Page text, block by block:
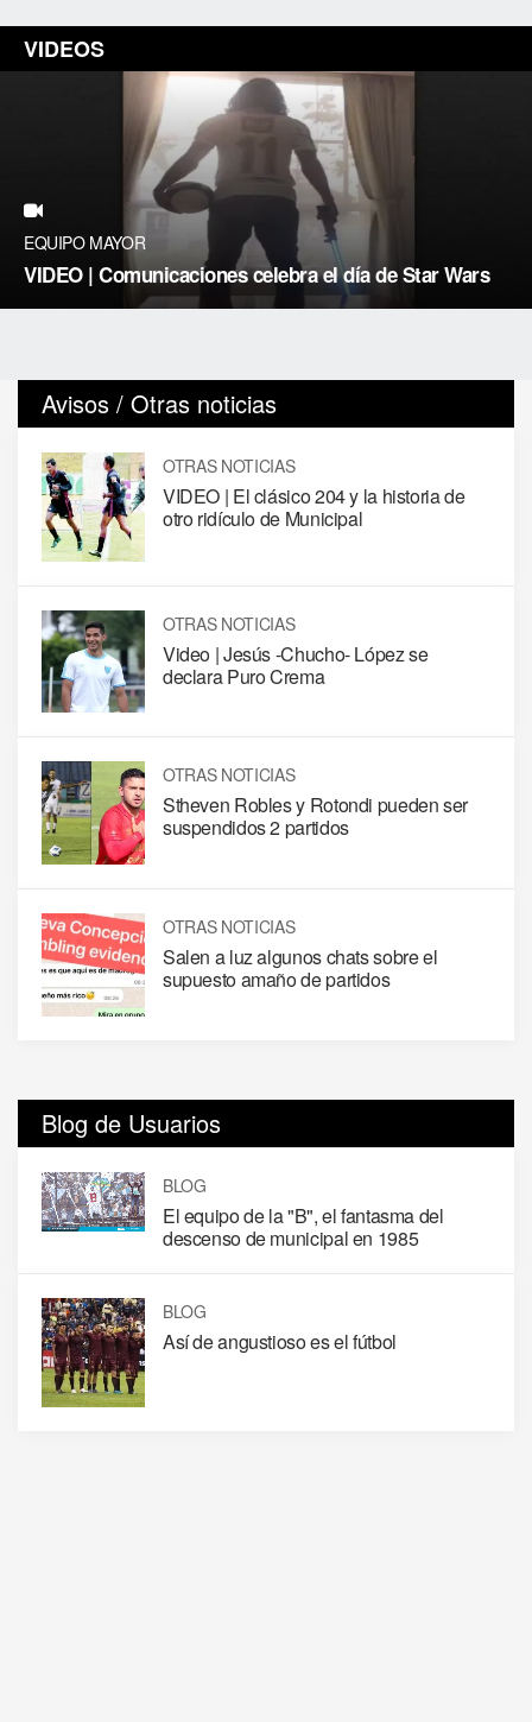
VIDEOS
EQUIPO MAYOR
VIDEO | Comunicaciones celebra el día de Star Wars
Avisos / Otras noticias
OTRAS NOTICIAS
VIDEO | El clásico 204 y la historia de
otro ridículo de Municipal
OTRAS NOTICIAS
Video | Jesús -Chucho- López se
declara Puro Crema
OTRAS NOTICIAS
Stheven Robles y Rotondi pueden ser
suspendidos 2 partidos
OTRAS NOTICIAS
Salen a luz algunos chats sobre el
supuesto amaño de partidos
Blog de Usuarios
BLOG
El equipo de la "B", el fantasma del
descenso de municipal en 1985
BLOG
Así de angustioso es el fútbol